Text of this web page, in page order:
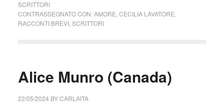
SCRITTORI
CONTRASSEGNATO CON:AMORE CECILIA LAVATORE
RACCONTI BREVI, SCRITTORI
Alice Munro (Canada)
22/05/2024 BYCARLAITA